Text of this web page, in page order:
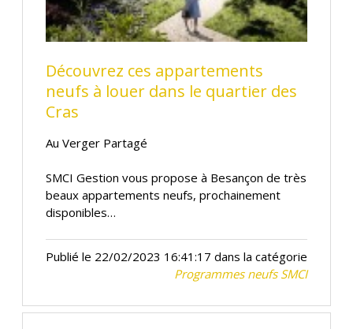
Découvrez ces appartements
neufs à louer dans le quartier des
Cras
Au Verger Partagé
SMCI Gestion vous propose à Besançon de très
beaux appartements neufs, prochainement
disponibles…
Publié le 22/02/2023 16:41:17 dans la catégorie
Programmes neufs SMCI